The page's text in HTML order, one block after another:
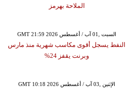
الملاحة بهرمز
GMT 21:59 2026 السبت ,01 آب / أغسطس
النفط يسجل أقوى مكاسب شهرية منذ مارس
وبرنت يقفز 24%
GMT 10:18 2026 الإثنين ,03 آب / أغسطس